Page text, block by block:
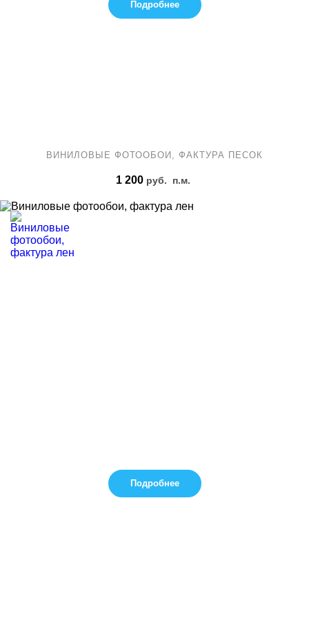
Подробнее
ВИНИЛОВЫЕ ФОТООБОИ, ФАКТУРА ПЕСОК
1 200 руб. п.м.
Подробнее